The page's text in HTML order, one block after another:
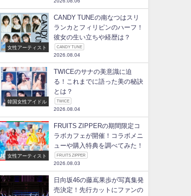
女性アーティスト
CANDY TUNEの南なつはスリ
ランカとフィリピンのハーフ！
彼女の生い立ちや経歴は？
CANDY TUNE
2026.08.04
韓国女性アイドル
TWICEのサナの美意識に迫
る！これまでに語った美の秘訣
とは？
TWICE
2026.08.04
女性アーティスト
FRUITS ZIPPERの期間限定コ
ラボカフェが開催！コラボメニ
ューや購入特典を調べてみた！
FRUITS ZIPPER
2026.08.03
日向坂46の藤嶌果歩が写真集発
売決定！先行カットにファンの